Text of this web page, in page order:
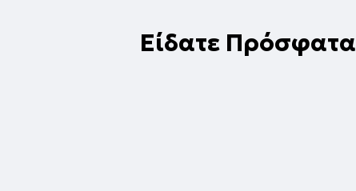
Είδατε Πρόσφατα